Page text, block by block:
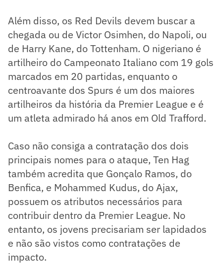
Além disso, os Red Devils devem buscar a
chegada ou de Victor Osimhen, do Napoli, ou
de Harry Kane, do Tottenham. O nigeriano é
artilheiro do Campeonato Italiano com 19 gols
marcados em 20 partidas, enquanto o
centroavante dos Spurs é um dos maiores
artilheiros da história da Premier League e é
um atleta admirado há anos em Old Trafford.
Caso não consiga a contratação dos dois
principais nomes para o ataque, Ten Hag
também acredita que Gonçalo Ramos, do
Benfica, e Mohammed Kudus, do Ajax,
possuem os atributos necessários para
contribuir dentro da Premier League. No
entanto, os jovens precisariam ser lapidados
e não são vistos como contratações de
impacto.